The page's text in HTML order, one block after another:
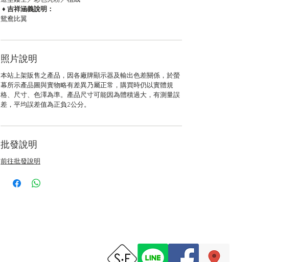
♦ 吉祥涵義說明：
鴛鴦比翼
照片說明
本站上架販售之產品，因各廠牌顯示器及輸出色差關係，於螢
幕所示產品圖與實物略有差異乃屬正常，購買時仍以實體規
格、尺寸、色澤為準。產品尺寸可能因為體積過大，有測量誤
差，平均誤差值為正負2公分。
批發說明
前往批發說明